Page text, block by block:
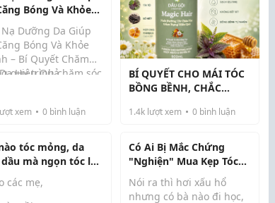
Bóng Và Khỏe
- Bí Quyết Chăm
Hiệu Quả
Dưỡng Da Giúp
Bóng Và Khỏe
– Bí Quyết Chăm
Hiệu Quả
quy trình chăm sóc
sản phẩm không
chất...
xem 0 bình luận
BÍ QUYẾT CHO MÁI TÓC
BỒNG BỀNH, CHẮC
NGỌN CÙNG DẦU GỘI
1.4klượt xem 0bình luận
tóc mỏng, da
mà ngọn tóc lại
xơ thì bơi hết vào
các mẹ,
Có Ai Bị Mắc Chứng
"Nghiện" Mua Kẹp Tóc
Và Dây Buộc Tóc Giống
Tui Không?
Nói ra thì hơi xấu hổ
nhưng có bà nào đi học,